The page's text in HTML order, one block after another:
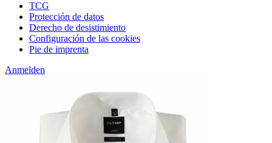
TCG
Protección de datos
Derecho de desistimiento
Configuración de las cookies
Pie de imprenta
Anmelden